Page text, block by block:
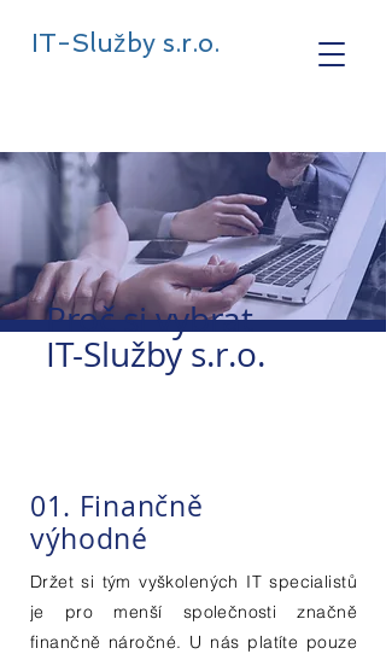
IT-Služby s.r.o.
Proč si vybrat
IT-Služby s.r.o.
01. Finančně
výhodné
Držet si tým vyškolených IT specialistů
je pro menší společnosti značně
finančně náročné. U nás platíte pouze